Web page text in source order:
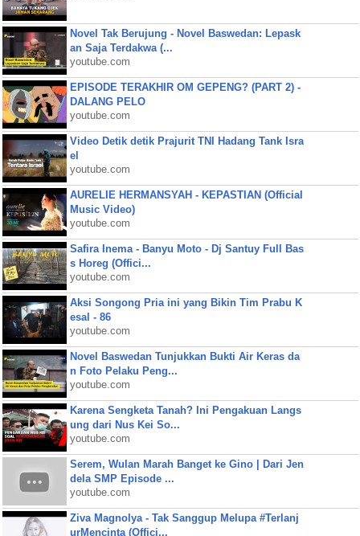
Novel Tak Berujung - Novel Baswedan: Lepask
an Saja Terdakwa (...
youtube.com
EPISODE TERAKHIR OM GEPENG? (PART 2) -
DALANG PELO
youtube.com
Video Detik detik Prajurit TNI Hadang Tank Isra
el
youtube.com
AURELIE HERMANSYAH - KEPASTIAN (Official
Music Video)
youtube.com
Safira Inema - Banyu Moto - Dj Santuy Full Bas
s Horeg (Offici...
youtube.com
Aksi Songong Pria ini yang Bikin Tim Prabu K
esal - 86
youtube.com
Novel Baswedan Tunjukkan Bukti Air Keras da
n Foto Pelaku Peng...
youtube.com
Karena Sengketa Tanah? Ini Pengakuan Langs
ung dari Nus Kei So...
youtube.com
Serem, Wulan Marah Banget ke Gino | Dari Jen
dela SMP Episode ...
youtube.com
Ziva Magnolya - Tak Sanggup Melupa #Terlanj
urMencinta (Offici...